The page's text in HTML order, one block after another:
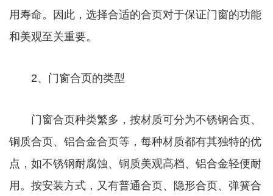
用寿命。因此，选择合适的合页对于保证门窗的功能
和美观至关重要。
2、门窗合页的类型
门窗合页种类繁多，按材质可分为不锈钢合页、
铜质合页、铝合金合页等，每种材质都有其独特的优
点，如不锈钢耐腐蚀、铜质美观高档、铝合金轻便耐
用。按安装方式，又有普通合页、隐形合页、弹簧合